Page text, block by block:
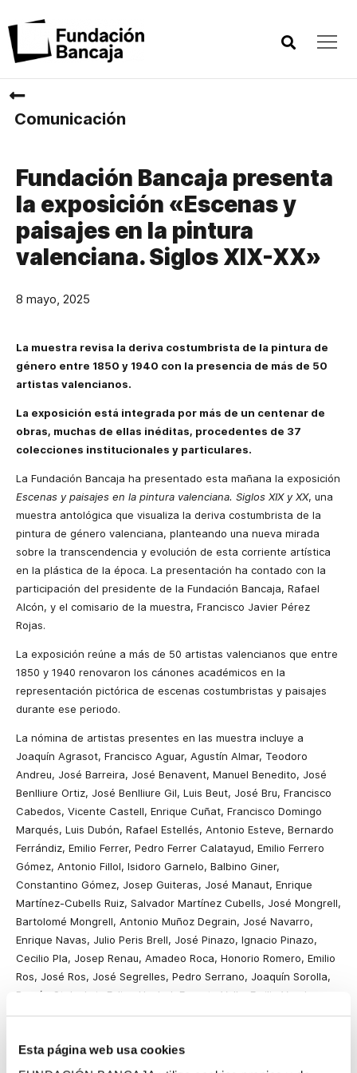
Esta página web usa cookies
Comunicación
Fundación Bancaja presenta
la exposición «Escenas y
paisajes en la pintura
valenciana. Siglos XIX-XX»
8 mayo, 2025
La muestra revisa la deriva costumbrista de la pintura de
género entre 1850 y 1940 con la presencia de más de 50
artistas valencianos.
La exposición está integrada por más de un centenar de
obras, muchas de ellas inéditas, procedentes de 37
colecciones institucionales y particulares.
La Fundación Bancaja ha presentado esta mañana la exposición
Escenas y paisajes en la pintura valenciana. Siglos XIX y XX, una
muestra antológica que visualiza la deriva costumbrista de la
pintura de género valenciana, planteando una nueva mirada
sobre la transcendencia y evolución de esta corriente artística
en la plástica de la época. La presentación ha contado con la
participación del presidente de la Fundación Bancaja, Rafael
Alcón, y el comisario de la muestra, Francisco Javier Pérez
Rojas.
La exposición reúne a más de 50 artistas valencianos que entre
1850 y 1940 renovaron los cánones académicos en la
representación pictórica de escenas costumbristas y paisajes
durante ese periodo.
La nómina de artistas presentes en las muestra incluye a
Joaquín Agrasot, Francisco Aguar, Agustín Almar, Teodoro
Andreu, José Barreira, José Benavent, Manuel Benedito, José
Benlliure Ortiz, José Benlliure Gil, Luis Beut, José Bru, Francisco
Cabedos, Vicente Castell, Enrique Cuñat, Francisco Domingo
Marqués, Luis Dubón, Rafael Estellés, Antonio Esteve, Bernardo
Ferrándiz, Emilio Ferrer, Pedro Ferrer Calatayud, Emilio Ferrero
Gómez, Antonio Fillol, Isidoro Garnelo, Balbino Giner,
Constantino Gómez, Josep Guiteras, José Manaut, Enrique
Martínez-Cubells Ruiz, Salvador Martínez Cubells, José Mongrell,
Bartolomé Mongrell, Antonio Muñoz Degrain, José Navarro,
Enrique Navas, Julio Peris Brell, José Pinazo, Ignacio Pinazo,
Cecilio Pla, Josep Renau, Amadeo Roca, Honorio Romero, Emilio
Ros, José Ros, José Segrelles, Pedro Serrano, Joaquín Sorolla,
Ramón Stolz, Luis Felipe Usabal, Ernesto Valls, Emilio Varela y
Julio Vila Prades.
El recorrido expositivo aborda temas como el costumbrismo rural
con escenas de labradores y huertanos; la modernidad de la